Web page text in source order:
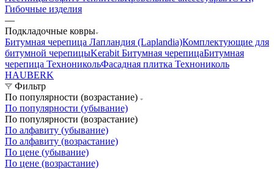
Гибочные изделия
—
Подкладочные ковры
Битумная черепица Лапландия (Laplandia)Комплектующие для
битумной черепицыKerabit Битумная черепицаБитумная
черепица ТехноникольФасадная плитка Технониколь
HAUBERK
Фильтр
По популярности (возрастание)
По популярности (убывание)
По популярности (возрастание)
По алфавиту (убывание)
По алфавиту (возрастание)
По цене (убывание)
По цене (возрастание)